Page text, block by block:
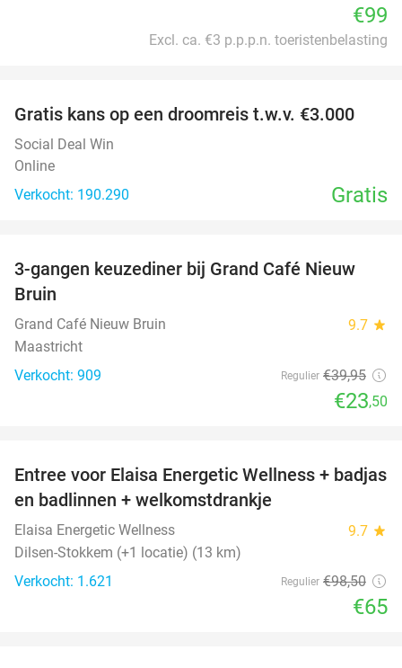
€99
Excl. ca. €3 p.p.p.n. toeristenbelasting
Gratis kans op een droomreis t.w.v. €3.000
Social Deal Win
Online
Verkocht: 190.290
Gratis
41%
3-gangen keuzediner bij Grand Café Nieuw
Bruin
Grand Café Nieuw Bruin 9.7 star
Maastricht
Verkocht: 909
Regulier €39,95
€23,50
34%
Entree voor Elaisa Energetic Wellness + badjas
en badlinnen + welkomstdrankje
Elaisa Energetic Wellness 9.7 star
Dilsen-Stokkem (+1 locatie) (13 km)
Verkocht: 1.621
Regulier €98,50
€65